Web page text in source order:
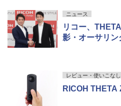
ニュース
リコー、
影・オーサリ
レビュー・使いこなし
RICOH THETA